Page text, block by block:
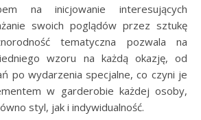
na inicjowanie interesujących
swoich poglądów przez sztukę
tematyczna pozwala na
wzoru na każdą okazję, od
po wydarzenia specjalne, co czyni je
w garderobie każdej osoby,
styl, jak i indywidualność.